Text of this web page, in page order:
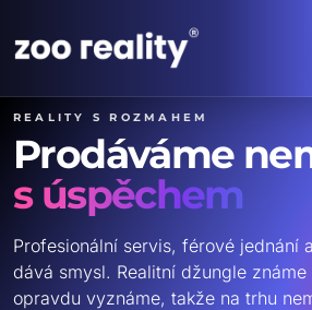
Reality s rozmahem
Prodáváme
s úspěchem
Profesionální servis, férové jednání
dává smysl. Realitní džungle
opravdu vyznáme, takže na trhu